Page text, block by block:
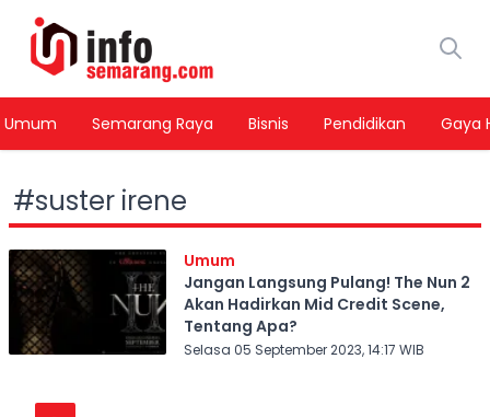
Umum Semarang Raya Bisnis Pendidikan Gaya
#suster irene
Umum
Jangan Langsung Pulang! The Nun 2
Akan Hadirkan Mid Credit Scene,
Tentang Apa?
Selasa 05 September 2023, 14:17 WIB